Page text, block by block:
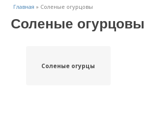
Главная » Соленые огурцовы
Соленые огурцовы
Соленые огурцы